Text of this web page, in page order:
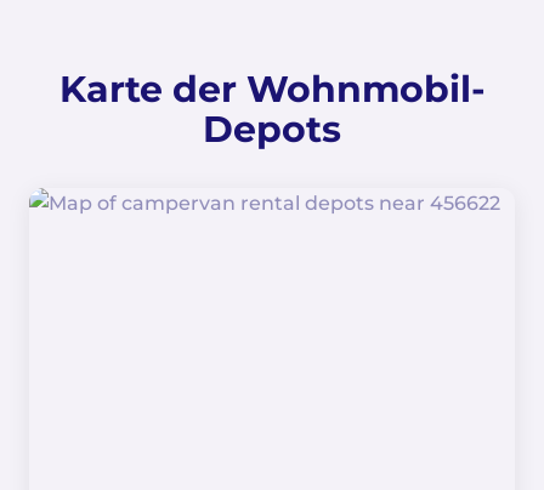
Karte der Wohnmobil-
Depots